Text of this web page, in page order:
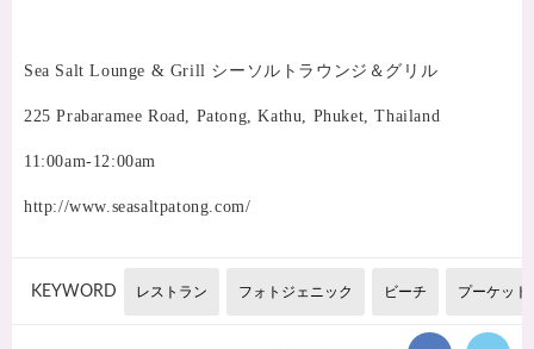
Sea Salt Lounge & Grill シーソルトラウンジ＆グリル
225 Prabaramee Road, Patong, Kathu, Phuket, Thailand
11:00am-12:00am
http://www.seasaltpatong.com/
KEYWORD レストラン フォトジェニック ビーチ プーケット